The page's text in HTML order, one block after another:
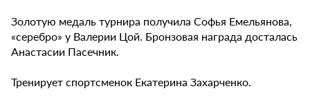
Золотую медаль турнира получила Софья Емельянова,
«серебро» у Валерии Цой. Бронзовая награда досталась
Анастасии Пасечник.
Тренирует спортсменок Екатерина Захарченко.